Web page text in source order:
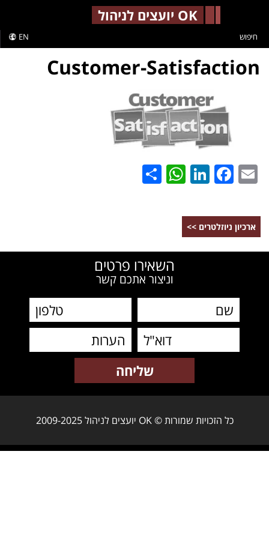
OK יועצים לניהול
EN חיפוש
Email
Facebook
LinkedIn
WhatsApp
ארכיון ניוזלטרים >>
השאירו פרטים
וניצור אתכם קשר
כל הזכויות שמורות © OK יועצים לניהול 2009-2025